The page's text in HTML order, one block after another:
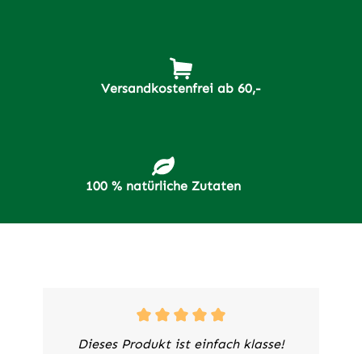
Versandkostenfrei ab 60,-
100 % natürliche Zutaten
Dieses Produkt ist einfach klasse!